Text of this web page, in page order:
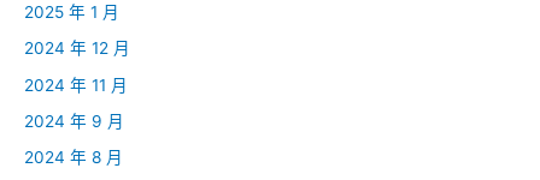
2025 年 1 月
2024 年 12 月
2024 年 11 月
2024 年 9 月
2024 年 8 月